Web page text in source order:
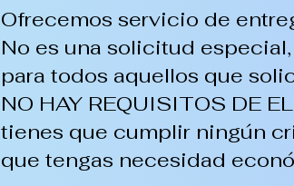
Ofrecemos servicio de
No es una solicitud
para todos aquellos que
NO HAY REQUISITOS DE
tienes que cumplir ningún
que tengas necesidad